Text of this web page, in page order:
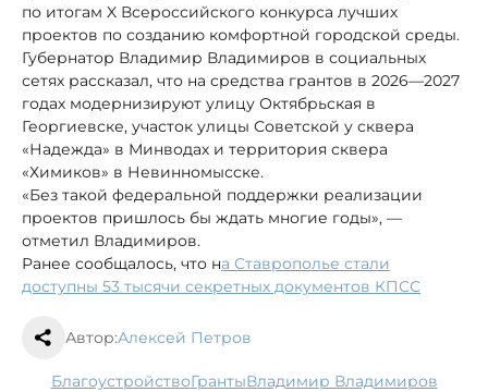
по итогам X Всероссийского конкурса лучших
проектов по созданию комфортной городской среды.
Губернатор Владимир Владимиров в социальных
сетях рассказал, что на средства грантов в 2026—2027
годах модернизируют улицу Октябрьская в
Георгиевске, участок улицы Советской у сквера
«Надежда» в Минводах и территория сквера
«Химиков» в Невинномысске.
«Без такой федеральной поддержки реализации
проектов пришлось бы ждать многие годы», —
отметил Владимиров.
Ранее сообщалось, что на Ставрополье стали
доступны 53 тысячи секретных документов КПСС
Автор:Алексей Петров
благоустройство гранты Владимир Владимиров